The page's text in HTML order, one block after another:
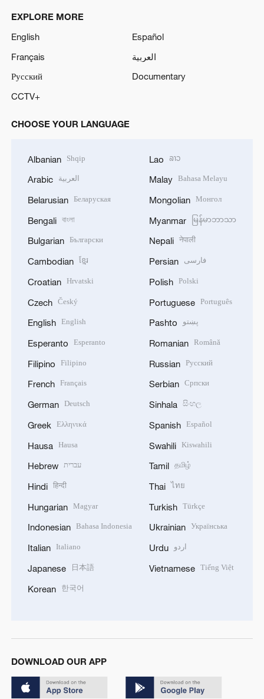
EXPLORE MORE
English
Español
Français
العربية
Русский
Documentary
CCTV+
CHOOSE YOUR LANGUAGE
Albanian Shqip
Arabic العربية
Belarusian Беларуская
Bengali বাংলা
Bulgarian Български
Cambodian ខ្មែរ
Croatian Hrvatski
Czech Český
English English
Esperanto Esperanto
Filipino Filipino
French Français
German Deutsch
Greek Ελληνικά
Hausa Hausa
Hebrew עברית
Hindi हिन्दी
Hungarian Magyar
Indonesian Bahasa Indonesia
Italian Italiano
Japanese 日本語
Korean 한국어
Lao ລາວ
Malay Bahasa Melayu
Mongolian Монгол
Myanmar မြန်မာဘာသာ
Nepali नेपाली
Persian فارسی
Polish Polski
Portuguese Português
Pashto پښتو
Romanian Română
Russian Русский
Serbian Српски
Sinhala සිංහල
Spanish Español
Swahili Kiswahili
Tamil தமிழ்
Thai ไทย
Turkish Türkçe
Ukrainian Українська
Urdu اردو
Vietnamese Tiếng Việt
DOWNLOAD OUR APP